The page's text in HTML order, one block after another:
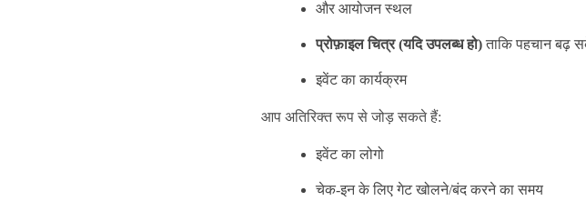
और आयोजन स्थल
प्रोफ़ाइल चित्र (यदि उपलब्ध हो)ताकि पहचान बढ़
इवेंट का कार्यक्रम
आप अतिरिक्त रूप से जोड़ सकते हैं:
इवेंट का लोगो
चेक-इन के लिए गेट खोलने/बंद करने का समय